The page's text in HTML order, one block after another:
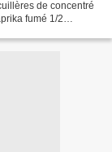
de concentré
fumé 1/2